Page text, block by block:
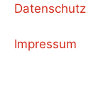
Datenschutz
Impressum